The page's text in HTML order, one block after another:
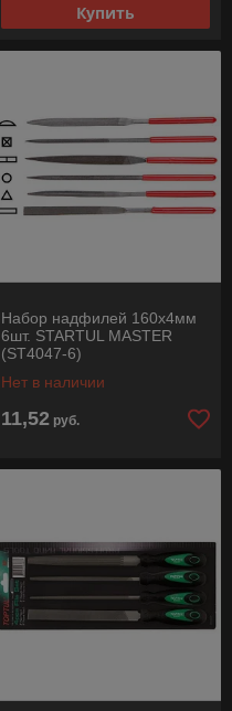
Купить
Набор надфилей 160х4мм
6шт. STARTUL MASTER
(ST4047-6)
Нет в наличии
11,52 руб.